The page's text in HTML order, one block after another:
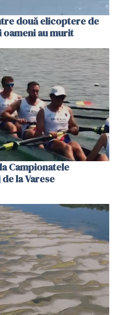
două elicoptere de
oameni au murit
Campionatele
la Varese